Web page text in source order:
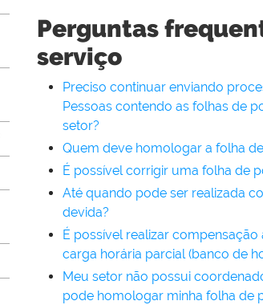
Perguntas
serviço
Preciso continuar enviando
Pessoas contendo as folhas de
setor?
Quem deve homologar a folha
É possível corrigir uma folha de
Até quando pode ser realizada
devida?
É possível realizar
carga horária parcial (banco de
Meu setor não possui
pode homologar minha folha de